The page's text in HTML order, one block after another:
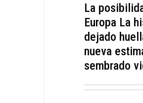
La
Europa La
dejado
nueva
sembrado